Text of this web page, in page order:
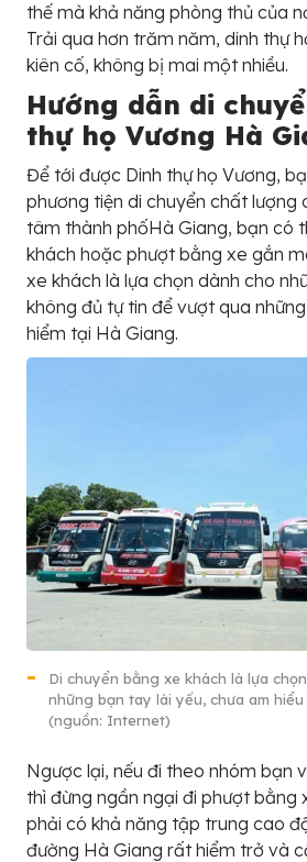
thế mà khả năng phòng thủ của
Trải qua hơn trăm năm, dinh thự
kiên cố, không bị mai một nhiều.
Hướng dẫn di
thự họ Vương Hà
Để tới được Dinh thự họ Vương,
phương tiện di chuyển chất lượng
tâm thành phốHà Giang, bạn có
khách hoặc phượt bằng xe gắn
xe khách là lựa chọn dành cho
không đủ tự tin để vượt qua
hiểm tại Hà Giang.
Di chuyển bằng xe khách là lựa
những bạn tay lái yếu, chưa am
(nguồn: Internet)
Ngược lại, nếu đi theo nhóm bạn
thì đừng ngần ngại đi phượt bằng
phải có khả năng tập trung cao
đường Hà Giang rất hiểm trở và